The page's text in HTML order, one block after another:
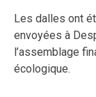
Les dalles ont
envoyées à
l’assemblage
écologique.